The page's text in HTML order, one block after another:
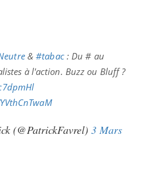
&#tabac: Du # au
à l'action. Buzz ou Bluff ?
(@PatrickFavrel) 3 Mars